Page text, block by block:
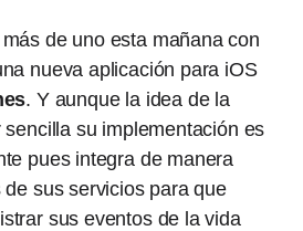
de uno esta mañana con
nueva aplicación para iOS
. Y aunque la idea de la
su implementación es
pues integra de manera
sus servicios para que
sus eventos de la vida